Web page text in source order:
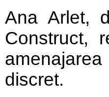
Ana Arlet,
Construct,
discret.